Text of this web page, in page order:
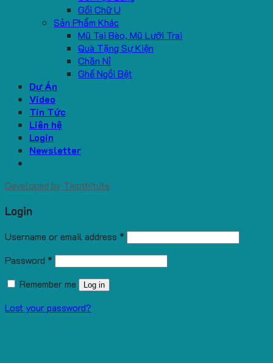
Gối Chữ U
Sản Phẩm Khác
Mũ Tai Bèo, Mũ Lưỡi Trai
Quà Tặng Sự Kiện
Chăn Nỉ
Ghế Ngồi Bệt
Dự Án
Video
Tin Tức
Liên hệ
Login
Newsletter
Developed by Tiepthitute
Login
Username or email address *
Password *
Remember me
Log in
Lost your password?